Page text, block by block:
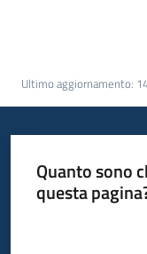
Leggi
Atti
Piani
Programmi
Ultimo aggiornamento:
Quanto sono
questa